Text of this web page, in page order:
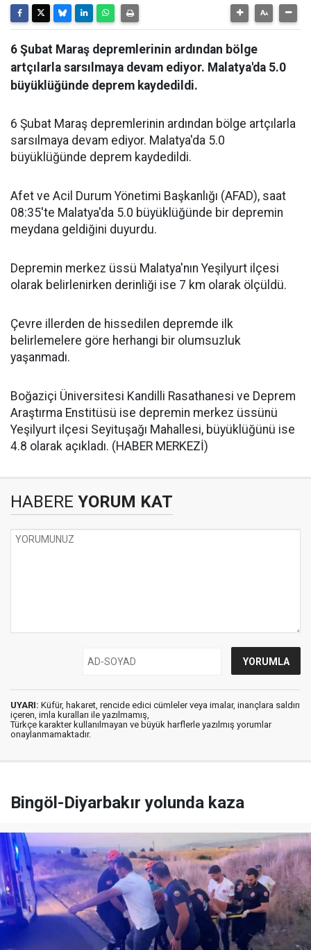
6 Şubat Maraş depremlerinin ardından bölge
artçılarla sarsılmaya devam ediyor. Malatya'da 5.0
büyüklüğünde deprem kaydedildi.
6 Şubat Maraş depremlerinin ardından bölge artçılarla
sarsılmaya devam ediyor. Malatya'da 5.0
büyüklüğünde deprem kaydedildi.
Afet ve Acil Durum Yönetimi Başkanlığı (AFAD), saat
08:35'te Malatya'da 5.0 büyüklüğünde bir depremin
meydana geldiğini duyurdu.
Depremin merkez üssü Malatya'nın Yeşilyurt ilçesi
olarak belirlenirken derinliği ise 7 km olarak ölçüldü.
Çevre illerden de hissedilen depremde ilk
belirlemelere göre herhangi bir olumsuzluk
yaşanmadı.
Boğaziçi Üniversitesi Kandilli Rasathanesi ve Deprem
Araştırma Enstitüsü ise depremin merkez üssünü
Yeşilyurt ilçesi Seyituşağı Mahallesi, büyüklüğünü ise
4.8 olarak açıkladı. (HABER MERKEZİ)
HABERE YORUM KAT
UYARI: Küfür, hakaret, rencide edici cümleler veya imalar, inançlara saldırı
içeren, imla kuralları ile yazılmamış,
Türkçe karakter kullanılmayan ve büyük harflerle yazılmış yorumlar
onaylanmamaktadır.
Bingöl-Diyarbakır yolunda kaza